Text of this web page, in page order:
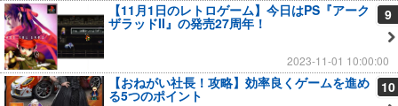
9
【11月1日のレトロゲーム】今日はPS『アーク
ザラッドII』の発売27周年！
2023-11-01 10:00:00
10
【おねがい社長！攻略】効率良くゲームを進め
る5つのポイント